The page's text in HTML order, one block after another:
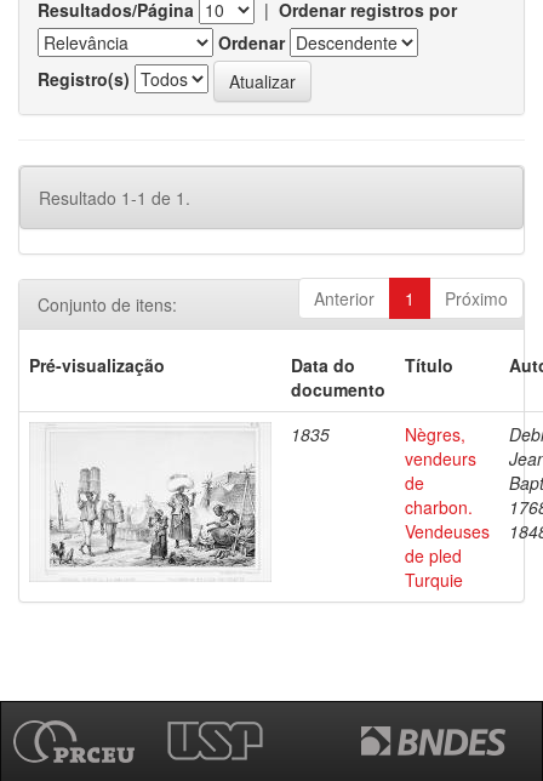
Resultados/Página | Ordenar registros por
Ordenar
Registro(s)
Resultado 1-1 de 1.
Anterior 1 Próximo
Conjunto de itens:
Pré-visualização
Data do
documento
Título
1835
Nègres,
vendeurs
de
charbon.
Vendeuses
de pled
Turquie